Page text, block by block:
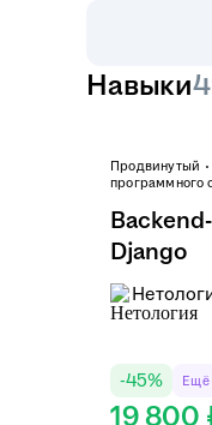
Навыки
Продвинутый
программного
Django
-45% Ещё
19 800